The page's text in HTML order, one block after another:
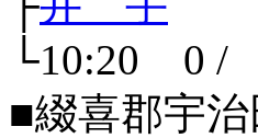
└10:20 0
■綴喜郡宇